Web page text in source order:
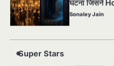
2
पसीने और खून से
Super Stars